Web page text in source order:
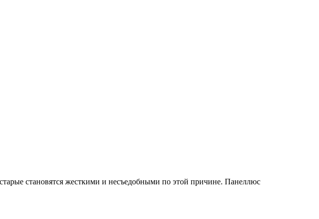
становятся жесткими и несъедобными по этой причине. Панеллюс